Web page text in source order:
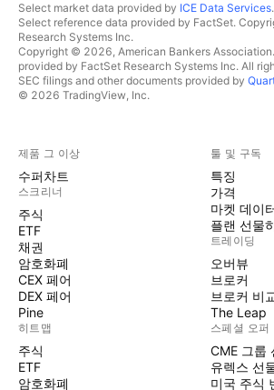
Select market data provided by ICE Data Services.
Select reference data provided by FactSet.
Research Systems Inc.
Copyright © 2026, American Bankers
provided by FactSet Research Systems Inc. All
SEC filings and other documents provided by
© 2026 TradingView, Inc.
제품 그 이상
수퍼차트
스크리너
주식
ETF
채권
암호화폐
CEX 페어
DEX 페어
Pine
히트맵
주식
ETF
암호화폐
툴 및 구독
특징
가격
마켓 데이
플랜 선물
트레이딩
오버뷰
브로커
브로커 비
The Leap
스페셜 오퍼
CME 그룹
유렉스 선
미국 주식